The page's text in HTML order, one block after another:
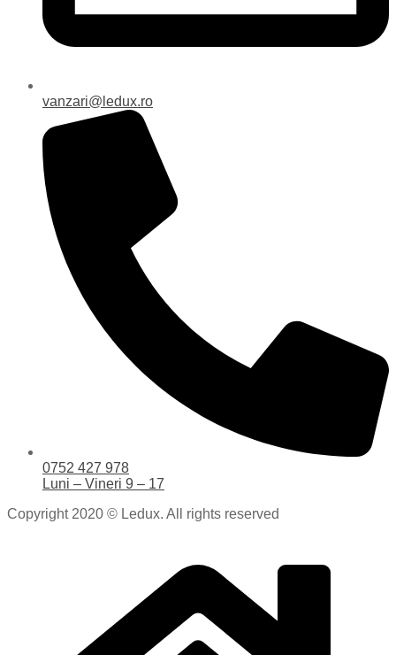
vanzari@ledux.ro
0752 427 978
Luni – Vineri 9 – 17
Copyright 2020 © Ledux. All rights reserved